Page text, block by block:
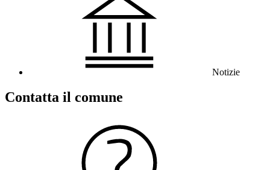
Notizie
Contatta il comune